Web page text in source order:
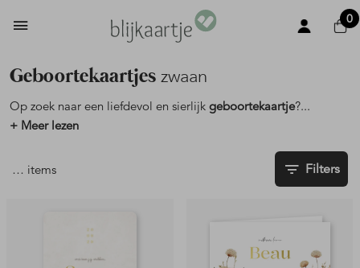
0
Geboortekaartjes zwaan
Op zoek naar een liefdevol en sierlijk geboortekaartje?...
+ Meer lezen
… items Filters